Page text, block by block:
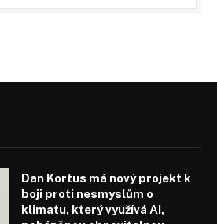
Dan Kortus má nový projekt k
boji proti nesmyslům o
klimatu, který využívá AI,